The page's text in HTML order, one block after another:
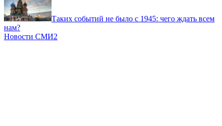
Таких событий не было с 1945: чего ждать всем
нам?
Новости СМИ2